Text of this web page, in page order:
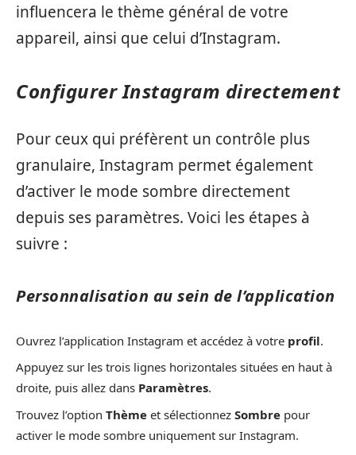
influencera le thème général de votre
appareil, ainsi que celui d’Instagram.
Configurer Instagram directement
Pour ceux qui préfèrent un contrôle plus
granulaire, Instagram permet également
d’activer le mode sombre directement
depuis ses paramètres. Voici les étapes à
suivre :
Personnalisation au sein de l’application
Ouvrez l’application Instagram et accédez à votre profil.
Appuyez sur les trois lignes horizontales situées en haut à
droite, puis allez dans Paramètres.
Trouvez l’option Thème et sélectionnez Sombre pour
activer le mode sombre uniquement sur Instagram.